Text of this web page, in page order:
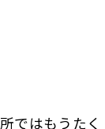
ではもうたく